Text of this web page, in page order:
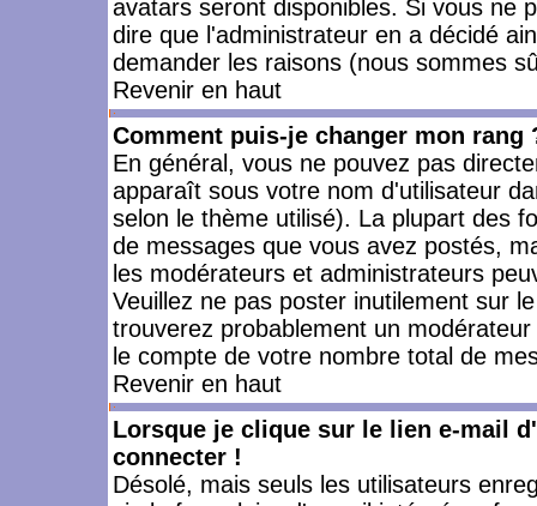
avatars seront disponibles. Si vous ne
dire que l'administrateur en a décidé
demander les raisons (nous sommes
Revenir en haut
Comment puis-je changer mon rang
En général, vous ne pouvez pas
apparaît sous votre nom d'utilisateur
selon le thème utilisé). La plupart des
de messages que vous avez postés,
les modérateurs et administrateurs
Veuillez ne pas poster inutilement sur
trouverez probablement un
le compte de votre nombre total de
Revenir en haut
Lorsque je clique sur le lien e-mail
connecter !
Désolé, mais seuls les utilisateurs